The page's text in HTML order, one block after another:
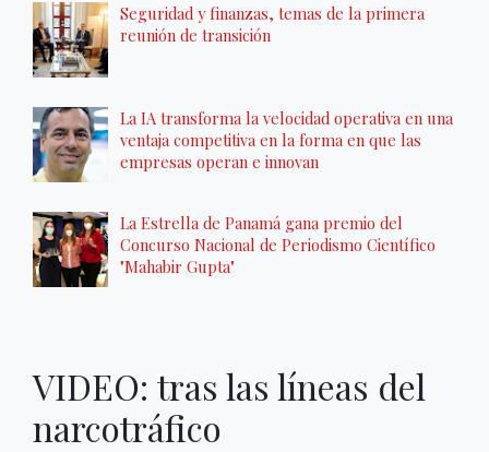
Seguridad y finanzas, temas de la primera
reunión de transición
La IA transforma la velocidad operativa en una
ventaja competitiva en la forma en que las
empresas operan e innovan
La Estrella de Panamá gana premio del
Concurso Nacional de Periodismo Científico
"Mahabir Gupta"
VIDEO: tras las líneas del
narcotráfico